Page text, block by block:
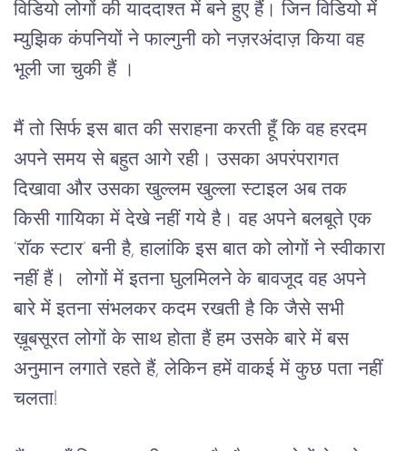
विडियो लोगों की याददाश्त में बने हुए हैं। जिन विडियो में
म्युझिक कंपनियों ने फाल्गुनी को नज़रअंदाज़ किया वह
भूली जा चुकी हैं ।
मैं तो सिर्फ इस बात की सराहना करती हूँ कि वह हरदम
अपने समय से बहुत आगे रही। उसका अपरंपरागत
दिखावा और उसका खुल्लम खुल्ला स्टाइल अब तक
किसी गायिका में देखे नहीं गये है। वह अपने बलबूते एक
‘राॅक स्टार’ बनी है, हालांकि इस बात को लोगों ने स्वीकारा
नहीं हैं।  लोगों में इतना घुलमिलने के बावजूद वह अपने
बारे में इतना संभलकर कदम रखती है कि जैसे सभी
ख़ूबसूरत लोगों के साथ होता हैं हम उसके बारे में बस
अनुमान लगाते रहते हैं, लेकिन हमें वाकई में कुछ पता नहीं
चलता!